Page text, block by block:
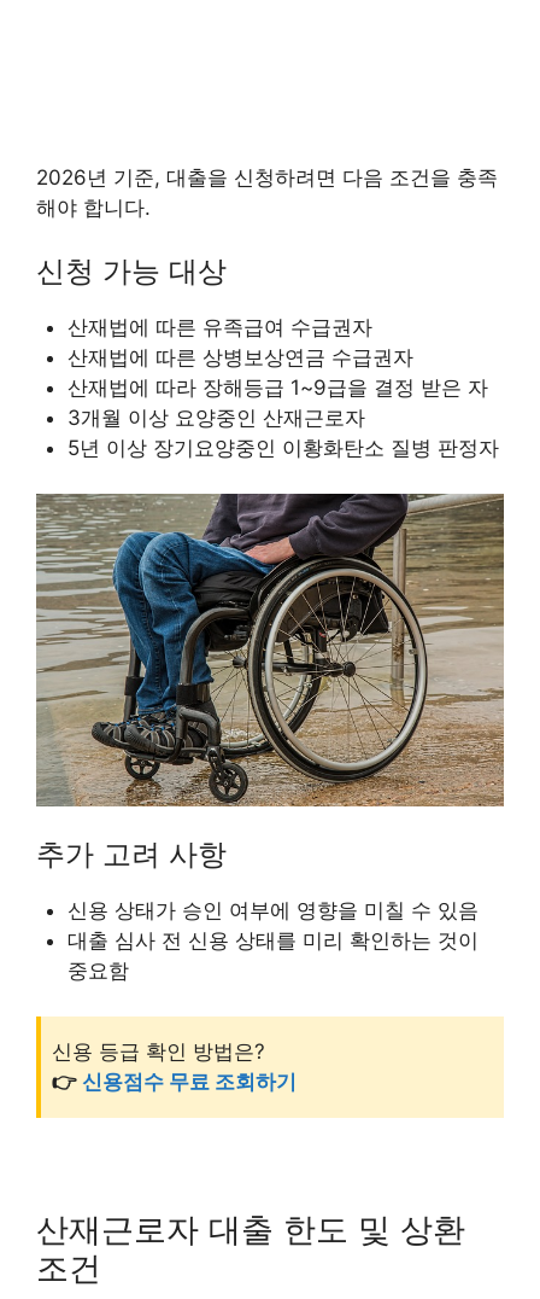
2026년 기준, 대출을 신청하려면 다음 조건을 충족
해야 합니다.
신청 가능 대상
산재법에 따른 유족급여 수급권자
산재법에 따른 상병보상연금 수급권자
산재법에 따라 장해등급 1~9급을 결정 받은 자
3개월 이상 요양중인 산재근로자
5년 이상 장기요양중인 이황화탄소 질병 판정자
추가 고려 사항
신용 상태가 승인 여부에 영향을 미칠 수 있음
대출 심사 전 신용 상태를 미리 확인하는 것이
중요함
신용 등급 확인 방법은?
👉 신용점수 무료 조회하기
산재근로자 대출 한도 및 상환
조건